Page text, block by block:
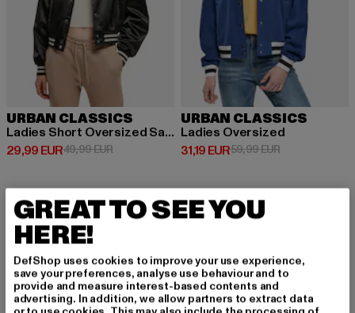
URBAN CLASSICS
Ladies Short Oversized Satin
29,99 EUR
Derzeitiger Preis: 29,99 EUR
49,99 EURAktionspreis: 49,99 EUR
URBAN CLASSICS
Ladies Oversized
31,19 EUR
Derzeitiger Preis: 31,19 EUR
59,99 EURAktionspreis:
-22% -35%
GREAT TO SEE YOU
HERE!
DefShop uses cookies to improve your use experience,
save your preferences, analyse use behaviour and to
provide and measure interest-based contents and
advertising. In addition, we allow partners to extract data